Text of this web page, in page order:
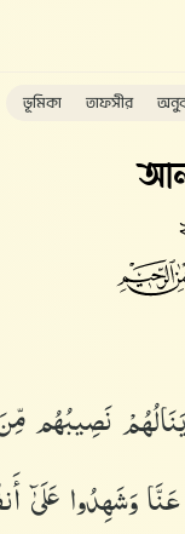
ভূমিকা তাফসীর
نَصِيبُهُم
وَشَهِدُوا۟ عَلَىٰٓ